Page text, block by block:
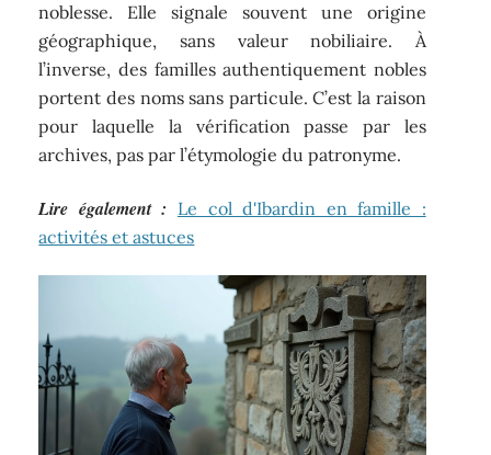
noblesse. Elle signale souvent une origine
géographique, sans valeur nobiliaire. À
l’inverse, des familles authentiquement nobles
portent des noms sans particule. C’est la raison
pour laquelle la vérification passe par les
archives, pas par l’étymologie du patronyme.
Lire également : Le col d'Ibardin en famille :
activités et astuces